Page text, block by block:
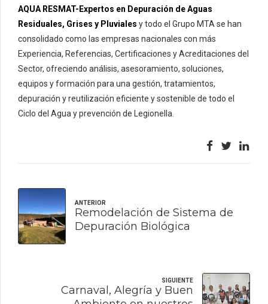
AQUA RESMAT-Expertos en Depuración de Aguas
Residuales, Grises y Pluviales y todo el Grupo MTA se han
consolidado como las empresas nacionales con más
Experiencia, Referencias, Certificaciones y Acreditaciones del
Sector, ofreciendo análisis, asesoramiento, soluciones,
equipos y formación para una gestión, tratamientos,
depuración y reutilización eficiente y sostenible de todo el
Ciclo del Agua y prevención de Legionella.
ANTERIOR
Remodelación de Sistema de
Depuración Biológica
SIGUIENTE
Carnaval, Alegría y Buen